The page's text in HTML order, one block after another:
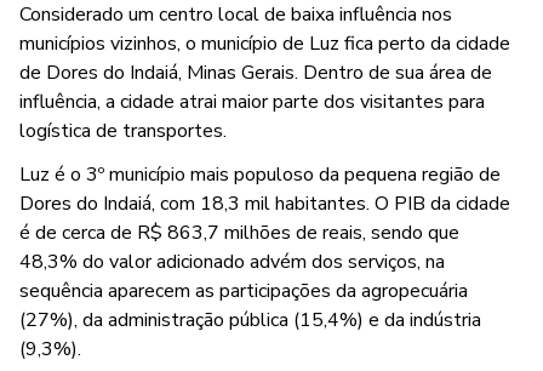
Considerado um centro local de baixa influência nos
municípios vizinhos, o município de Luz fica perto da cidade
de Dores do Indaiá, Minas Gerais. Dentro de sua área de
influência, a cidade atrai maior parte dos visitantes para
logística de transportes.
Luz é o 3º município mais populoso da pequena região de
Dores do Indaiá, com 18,3 mil habitantes. O PIB da cidade
é de cerca de R$ 863,7 milhões de reais, sendo que
48,3% do valor adicionado advém dos serviços, na
sequência aparecem as participações da agropecuária
(27%), da administração pública (15,4%) e da indústria
(9,3%).